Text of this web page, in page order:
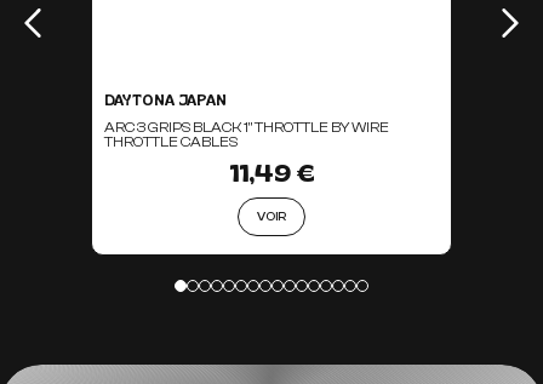
DAYTONA JAPAN
ARC 3 GRIPS BLACK 1" THROTTLE BY WIRE
THROTTLE CABLES
11,49 €
VOIR